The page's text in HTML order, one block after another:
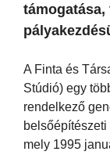
támogatása,
A Finta és
Stúdió) egy
rendelkező
mely 1995